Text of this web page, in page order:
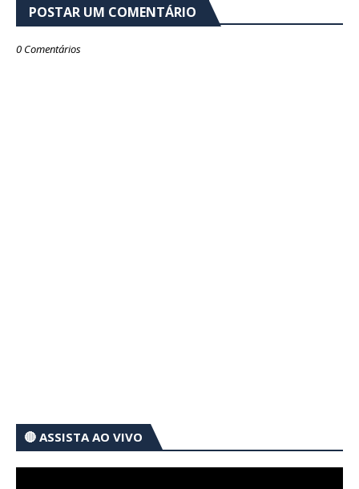
POSTAR UM COMENTÁRIO
0 Comentários
🔴 ASSISTA AO VIVO